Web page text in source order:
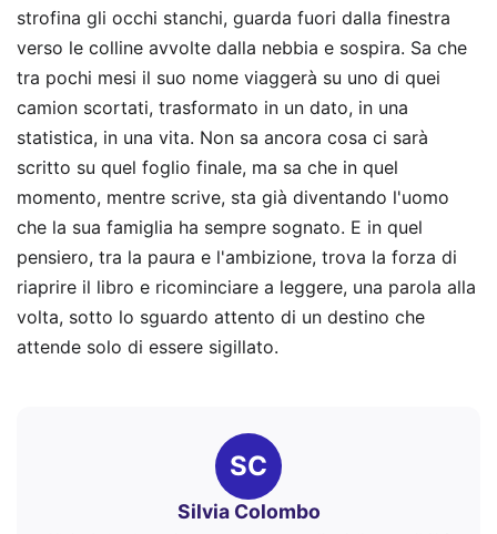
strofina gli occhi stanchi, guarda fuori dalla finestra
verso le colline avvolte dalla nebbia e sospira. Sa che
tra pochi mesi il suo nome viaggerà su uno di quei
camion scortati, trasformato in un dato, in una
statistica, in una vita. Non sa ancora cosa ci sarà
scritto su quel foglio finale, ma sa che in quel
momento, mentre scrive, sta già diventando l'uomo
che la sua famiglia ha sempre sognato. E in quel
pensiero, tra la paura e l'ambizione, trova la forza di
riaprire il libro e ricominciare a leggere, una parola alla
volta, sotto lo sguardo attento di un destino che
attende solo di essere sigillato.
SC
Silvia Colombo